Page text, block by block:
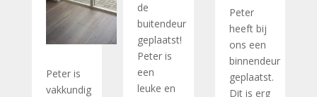
de
buitendeur
geplaatst!
Peter is
een
leuke en
Peter
heeft bij
ons een
binnendeur
geplaatst.
Dit is erg
Peter is
vakkundig